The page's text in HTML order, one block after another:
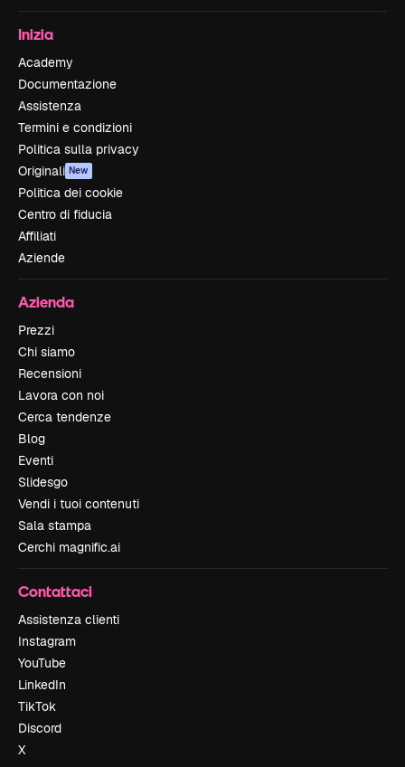
Inizia
Academy
Documentazione
Assistenza
Termini e condizioni
Politica sulla privacy
Originali New
Politica dei cookie
Centro di fiducia
Affiliati
Aziende
Azienda
Prezzi
Chi siamo
Recensioni
Lavora con noi
Cerca tendenze
Blog
Eventi
Slidesgo
Vendi i tuoi contenuti
Sala stampa
Cerchi magnific.ai
Contattaci
Assistenza clienti
Instagram
YouTube
LinkedIn
TikTok
Discord
X